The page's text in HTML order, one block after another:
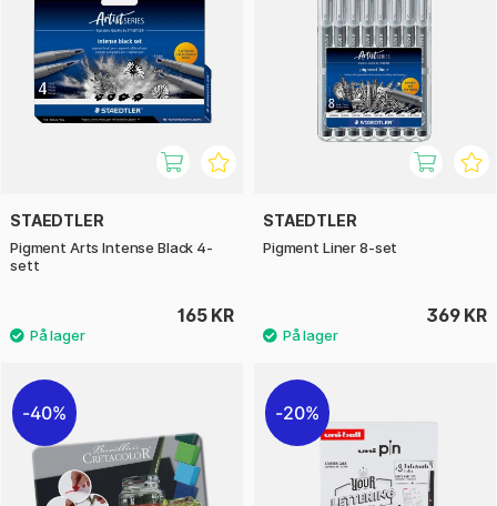
STAEDTLER
Pigment Arts Intense Black 4-
sett
165 KR
STAEDTLER
Pigment Liner 8-set
369 KR
40% 20%